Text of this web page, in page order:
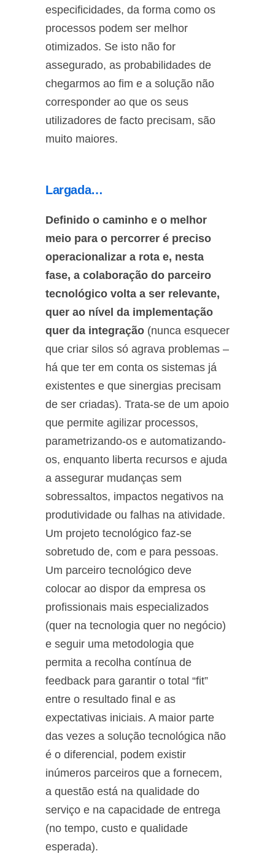
especificidades, da forma como os
processos podem ser melhor
otimizados. Se isto não for
assegurado, as probabilidades de
chegarmos ao fim e a solução não
corresponder ao que os seus
utilizadores de facto precisam, são
muito maiores.
Largada…
Definido o caminho e o melhor
meio para o percorrer é preciso
operacionalizar a rota e, nesta
fase, a colaboração do parceiro
tecnológico volta a ser relevante,
quer ao nível da implementação
quer da integração (nunca esquecer
que criar silos só agrava problemas –
há que ter em conta os sistemas já
existentes e que sinergias precisam
de ser criadas). Trata-se de um apoio
que permite agilizar processos,
parametrizando-os e automatizando-
os, enquanto liberta recursos e ajuda
a assegurar mudanças sem
sobressaltos, impactos negativos na
produtividade ou falhas na atividade.
Um projeto tecnológico faz-se
sobretudo de, com e para pessoas.
Um parceiro tecnológico deve
colocar ao dispor da empresa os
profissionais mais especializados
(quer na tecnologia quer no negócio)
e seguir uma metodologia que
permita a recolha contínua de
feedback para garantir o total “fit”
entre o resultado final e as
expectativas iniciais. A maior parte
das vezes a solução tecnológica não
é o diferencial, podem existir
inúmeros parceiros que a fornecem,
a questão está na qualidade do
serviço e na capacidade de entrega
(no tempo, custo e qualidade
esperada).